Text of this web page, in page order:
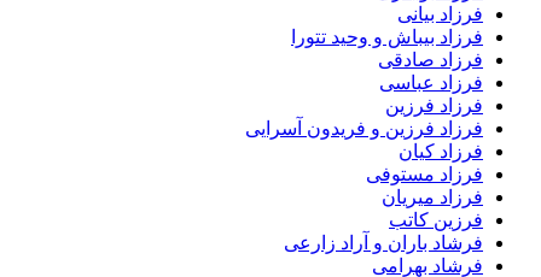
فرزاد بیانی
فرزاد بیباش و وحید تتورا
فرزاد صادقی
فرزاد عباسی
فرزاد فرزین
فرزاد فرزین و فریدون آسرایی
فرزاد کیان
فرزاد مستوفی
فرزاد میریان
فرزین کاتب
فرشاد باران و آراد زارعی
فرشاد بهرامی